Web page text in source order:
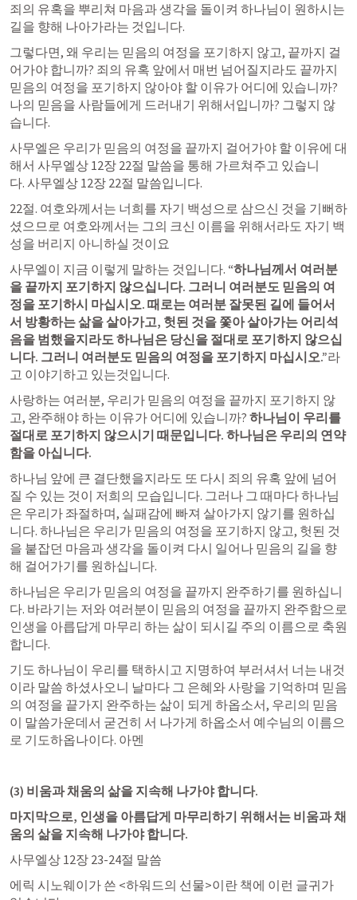
죄의 유혹을 뿌리쳐 마음과 생각을 돌이켜 하나님이 원하시는
길을 향해 나아가라는 것입니다.
​그렇다면, 왜 우리는 믿음의 여정을 포기하지 않고, 끝까지 걸
어가야 합니까? 죄의 유혹 앞에서 매번 넘어질지라도 끝까지
믿음의 여정을 포기하지 않아야 할 이유가 어디에 있습니까?
나의 믿음을 사람들에게 드러내기 위해서입니까? 그렇지 않
습니다.
​사무엘은 우리가 믿음의 여정을 끝까지 걸어가야 할 이유에 대
해서 사무엘상 12장 22절 말씀을 통해 가르쳐주고 있습니
다. 사무엘상 12장 22절 말씀입니다.​
22절. 여호와께서는 너희를 자기 백성으로 삼으신 것을 기뻐하
셨으므로 여호와께서는 그의 크신 이름을 위해서라도 자기 백
성을 버리지 아니하실 것이요
​사무엘이 지금 이렇게 말하는 것입니다. “하나님께서 여러분
을 끝까지 포기하지 않으십니다. 그러니 여러분도 믿음의 여
정을 포기하시 마십시오. 때로는 여러분 잘못된 길에 들어서
서 방황하는 삶을 살아가고, 헛된 것을 쫓아 살아가는 어리석
음을 범했을지라도 하나님은 당신을 절대로 포기하지 않으십
니다. 그러니 여러분도 믿음의 여정을 포기하지 마십시오.”라
고 이야기하고 있는것입니다.
​사랑하는 여러분, 우리가 믿음의 여정을 끝까지 포기하지 않
고, 완주해야 하는 이유가 어디에 있습니까? 하나님이 우리를
절대로 포기하지 않으시기 때문입니다. 하나님은 우리의 연약
함을 아십니다.
하나님 앞에 큰 결단했을지라도 또 다시 죄의 유혹 앞에 넘어
질 수 있는 것이 저희의 모습입니다. 그러나 그 때마다 하나님
은 우리가 좌절하며, 실패감에 빠져 살아가지 않기를 원하십
니다. 하나님은 우리가 믿음의 여정을 포기하지 않고, 헛된 것
을 붙잡던 마음과 생각을 돌이켜 다시 일어나 믿음의 길을 향
해 걸어가기를 원하십니다.
​하나님은 우리가 믿음의 여정을 끝까지 완주하기를 원하십니
다. 바라기는 저와 여러분이 믿음의 여정을 끝까지 완주함으로
인생을 아릅답게 마무리 하는 삶이 되시길 주의 이름으로 축원
합니다.
기도 하나님이 우리를 택하시고 지명하여 부러셔서 너는 내것
이라 말씀 하셨사오니 날마다 그 은혜와 사랑을 기억하며 믿음
의 여정을 끝가지 완주하는 삶이 되게 하옵소서, 우리의 믿음
이 말씀가운데서 굳건히 서 나가게 하옵소서 예수님의 이름으
로 기도하옵나이다. 아멘
(3) 비움과 채움의 삶을 지속해 나가야 합니다.
마지막으로, 인생을 아름답게 마무리하기 위해서는 비움과 채
움의 삶을 지속해 나가야 합니다.
사무엘상 12장 23-24절 말씀
에릭 시노웨이가 쓴 <하워드의 선물>이란 책에 이런 글귀가